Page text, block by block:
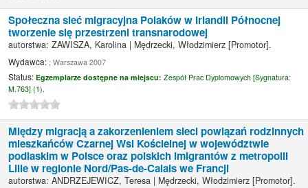
Społeczna sieć migracyjna Polaków w Irlandii Północnej
tworzenie się przestrzeni transnarodowej
autorstwa:ZAWISZA, Karolina | Mędrzecki, Włodzimierz [Promotor].
Wydawca: ; Warszawa 2007
Status:Egzemplarze dostępne na miejscu:Zespół Prac Dyplomowych [Sygnatura:
M.763] (1).
Między migracją a zakorzenieniem sieci powiązań rodzinnych
mieszkańców Czarnej Wsi Kościelnej w województwie
podlaskim w Polsce oraz polskich imigrantów z metropolii
Lille w regionie Nord/Pas-de-Calais we Francji
autorstwa:ANDRZEJEWICZ, Teresa | Mędrzecki, Włodzimierz [Promotor].